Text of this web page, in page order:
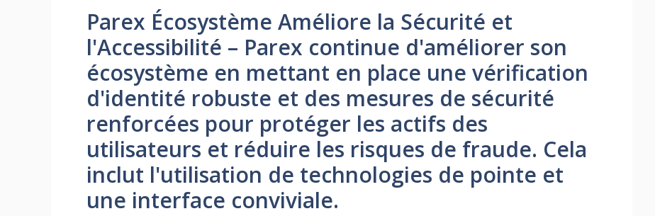
Parex Écosystème Améliore la Sécurité et
l'Accessibilité – Parex continue d'améliorer son
écosystème en mettant en place une vérification
d'identité robuste et des mesures de sécurité
renforcées pour protéger les actifs des
utilisateurs et réduire les risques de fraude. Cela
inclut l'utilisation de technologies de pointe et
une interface conviviale.